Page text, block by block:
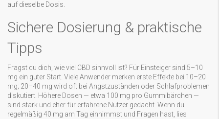
auf dieselbe Dosis.
Sichere Dosierung & praktische
Tipps
Fragst du dich, wie viel CBD sinnvoll ist? Für Einsteiger sind 5–10
mg ein guter Start. Viele Anwender merken erste Effekte bei 10–20
mg; 20–40 mg wird oft bei Angstzuständen oder Schlafproblemen
diskutiert. Höhere Dosen — etwa 100 mg pro Gummibärchen —
sind stark und eher für erfahrene Nutzer gedacht. Wenn du
regelmäßig 40 mg am Tag einnimmst und Fragen hast, lies